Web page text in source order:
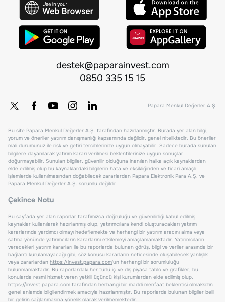
destek@paparainvest.com
0850 335 15 15
Papara Menkul Değerler A.Ş.
Bu site Papara Menkul Değerler A.Ş. tarafından hazırlanmıştır. Burada yer alan bilgi,
yorum ve öneriler yatırım danışmanlığı kapsamında değildir, genel niteliktedir. Bu öneriler
mali durumunuz ile risk ve getiri tercihlerinize uygun olmayabilir. Sadece burada sunulan
bilgilere dayanılarak yatırım kararı verilmesi beklentilerinize uygun sonuçlar
doğurmayabilir. Sunulan bilgiler, güvenilir olduğuna inanılan halka açık kaynaklardan
elde edilmiş olup bu kaynaklardaki bilgilerin hata ve eksikliğinden ve ticari amaçlı
işlemlerde kullanılmasından doğabilecek zararlardan Papara Elektronik Para A.Ş. ve
Papara Menkul Değerler A.Ş. sorumlu değildir.
Çekince Notu
Bu sayfada yer alan raporlar tarafımızca doğruluğu ve güvenilirliği kabul edilmiş
kaynaklar kullanılarak hazırlanmış olup, yatırımcılara kendi oluşturacakları yatırım
kararlarında yardımcı olmayı hedeflemekte ve herhangi bir yatırım aracını alma veya
satma yönünde yatırımcıların kararlarını etkilemeyi amaçlamamaktadır. Yatırımcıların
verecekleri yatırım kararları ile bu raporlarda bulunan görüş, bilgi ve veriler arasında bir
bağlantı kurulamayacağı gibi, söz konusu kararların neticesinde oluşabilecek yanlışlık
veya zararlardan https://invest.papara.com'un herhangi bir sorumluluğu
bulunmamaktadır. Bu raporlardaki her türlü iç ve dış piyasa tablo ve grafikler, bu
konularda resmi hizmet veren yetkili üçüncü kişi kurumlardan elde edilmiş olup,
https://invest.papara.com tarafından herhangi bir maddi menfaat beklentisi olmaksızın
genel anlamda bilgilendirmek amacıyla hazırlanmıştır. Bu raporlarda bulunan bilgiler belli
bir gelirin sağlanmasına yönelik olarak verilmemektedir.